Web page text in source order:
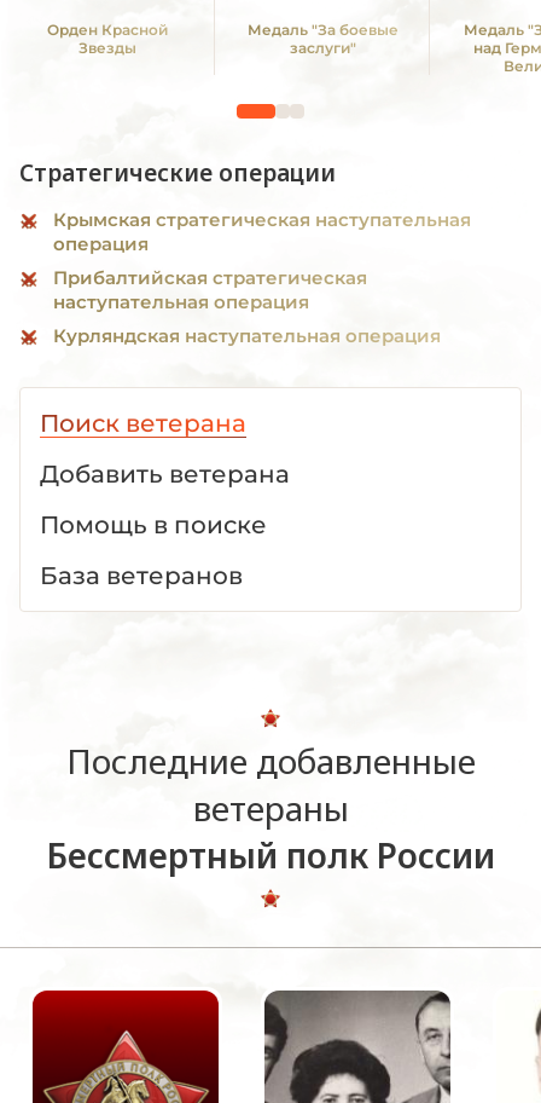
Орден Красной
Звезды
Медаль "За боевые
заслуги"
Медаль
над
Стратегические операции
Крымская стратегическая наступательная
операция
Прибалтийская стратегическая
наступательная операция
Курляндская наступательная операция
Поиск ветерана
Добавить ветерана
Помощь в поиске
База ветеранов
Последние добавленные
ветераны
Бессмертный полк России